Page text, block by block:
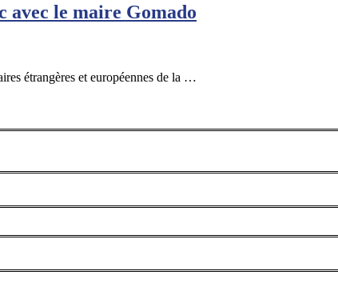
avec le maire Gomado
étrangères et européennes de la …